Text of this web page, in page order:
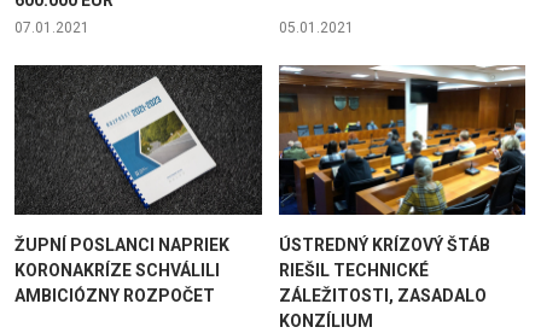
07.01.2021 05.01.2021
ŽUPNÍ POSLANCI NAPRIEK
KORONAKRÍZE SCHVÁLILI
AMBICIÓZNY ROZPOČET
ÚSTREDNÝ KRÍZOVÝ ŠTÁB
RIEŠIL TECHNICKÉ
ZÁLEŽITOSTI, ZASADALO
KONZÍLIUM